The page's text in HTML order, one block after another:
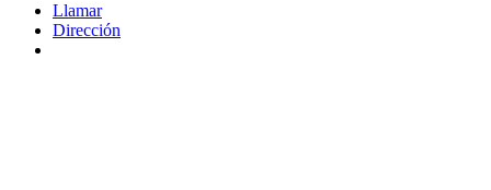
Llamar
Dirección